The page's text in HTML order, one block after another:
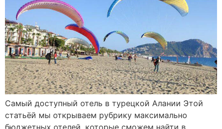
Самый доступный отель в турецкой Алании Этой
статьёй мы открываем рубрику максимально
бюджетных отелей, которые сможем найти в